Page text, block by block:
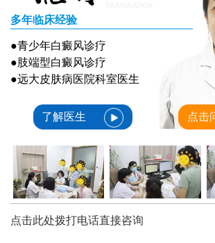
多年临床经验
●青少年白癜风诊疗
●肢端型白癜风诊疗
●远大皮肤病医院科室医生
了解医生 点击
点击此处拨打电话直接咨询